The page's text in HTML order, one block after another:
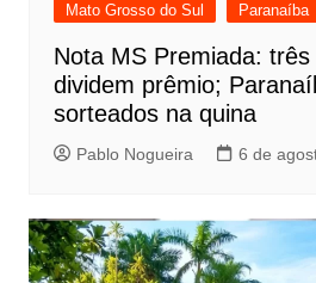
Mato Grosso do Sul Paranaíba
Nota MS Premiada:
dividem prêmio;
sorteados na quina
Pablo Nogueira 6 de